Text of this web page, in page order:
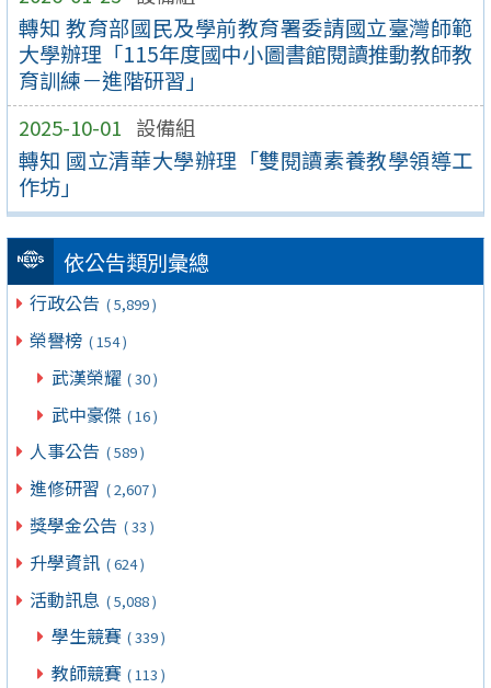
轉知 教育部國民及學前教育署委請國立臺灣師範
大學辦理「115年度國中小圖書館閱讀推動教師教
育訓練－進階研習」
2025-10-01 設備組
轉知 國立清華大學辦理「雙閱讀素養教學領導工
作坊」
依公告類別彙總
行政公告 ( 5,899 )
榮譽榜 ( 154 )
武漢榮耀 ( 30 )
武中豪傑 ( 16 )
人事公告 ( 589 )
進修研習 ( 2,607 )
獎學金公告 ( 33 )
升學資訊 ( 624 )
活動訊息 ( 5,088 )
學生競賽 ( 339 )
教師競賽 ( 113 )